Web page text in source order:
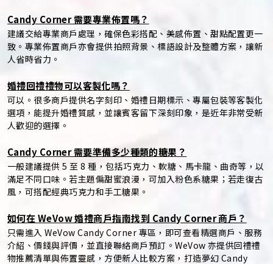
Candy Corner 需要專業佈置嗎？
建議交給專業商戶處理，確保色彩搭配、美感佈置、甜點配置更一
致。專業佈置商戶亦會提供拍照背景、標語設計及整體方案，讓新
人省時省力。
婚禮回禮禮物可以客製化嗎？
可以。很多商戶提供名字刻印、婚禮日期標示、專屬包裝等客製化
選項，能提升婚禮質感，並讓賓客留下深刻印象，是近年非常受新
人歡迎的選擇。
Candy Corner 需要準備多少種類的糖果？
一般建議提供 5 至 8 種，包括巧克力、軟糖、馬卡龍、曲奇等，以
滿足不同口味。若主題偏甜蜜浪漫，可加入粉色系糖果；若走復古
風，可搭配經典巧克力和手工糖果。
如何在 WeVow 婚禮商戶指南找到 Candy Corner 商戶？
只需進入 WeVow Candy Corner 專區，即可查看精選商戶、服務
介紹、價錢與評價，並直接聯絡商戶預訂。WeVow 亦提供回禮禮